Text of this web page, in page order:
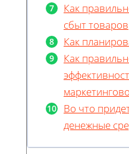
Как
сбыт товаров
Как
Как
Во что
денежные